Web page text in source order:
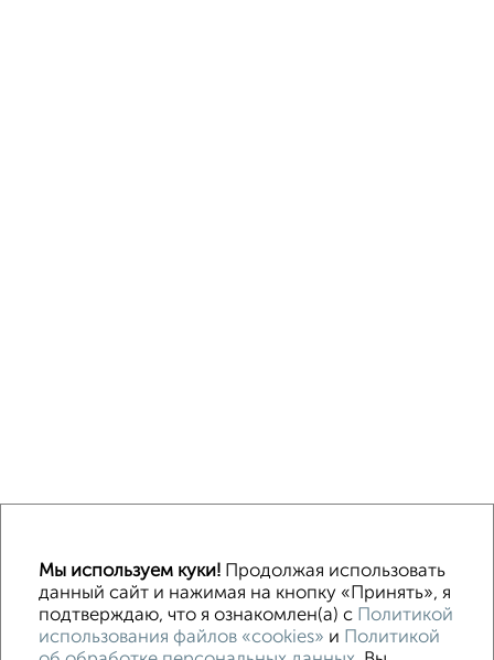
Готовый дом
Контакты
Политика конфиденциальности
Пользовательское соглашение
Мы используем куки!Продолжая использовать
данный сайт и нажимая на кнопку «Принять», я
подтверждаю, что я ознакомлен(а) с Политикой
использования файлов «cookies» и Политикой